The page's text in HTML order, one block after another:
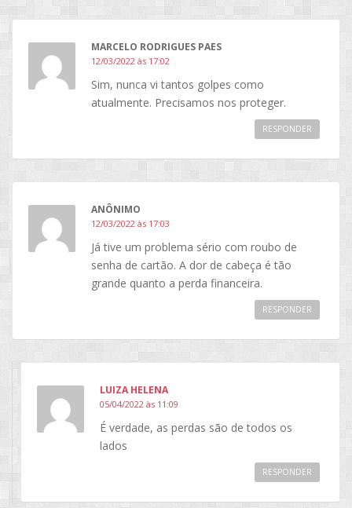
MARCELO RODRIGUES PAES
12/03/2022 às 17:02
Sim, nunca vi tantos golpes como
atualmente. Precisamos nos proteger.
RESPONDER
ANÔNIMO
12/03/2022 às 17:03
Já tive um problema sério com roubo de
senha de cartão. A dor de cabeça é tão
grande quanto a perda financeira.
RESPONDER
LUIZA HELENA
05/04/2022 às 11:09
É verdade, as perdas são de todos os
lados
RESPONDER